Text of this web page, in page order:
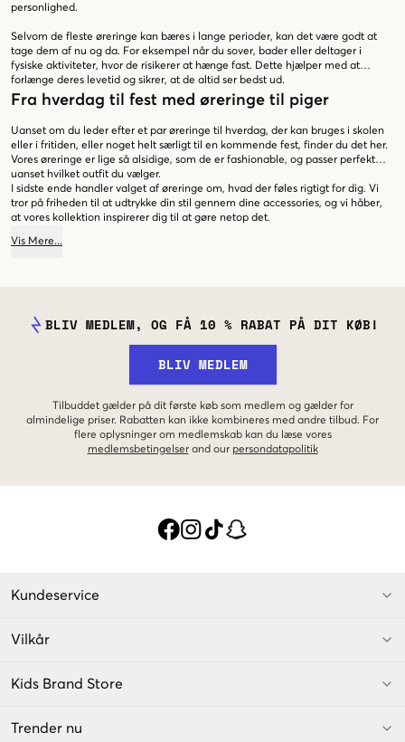
personlighed.
Selvom de fleste øreringe kan bæres i lange perioder, kan det være godt at
tage dem af nu og da. For eksempel når du sover, bader eller deltager i
fysiske aktiviteter, hvor de risikerer at hænge fast. Dette hjælper med at
forlænge deres levetid og sikrer, at de altid ser bedst ud.
Fra hverdag til fest med øreringe til piger
Uanset om du leder efter et par øreringe til hverdag, der kan bruges i skolen
eller i fritiden, eller noget helt særligt til en kommende fest, finder du det her.
Vores øreringe er lige så alsidige, som de er fashionable, og passer perfekt
uanset hvilket outfit du vælger.
I sidste ende handler valget af øreringe om, hvad der føles rigtigt for dig. Vi
tror på friheden til at udtrykke din stil gennem dine accessories, og vi håber,
at vores kollektion inspirerer dig til at gøre netop det.
Vis Mere...
BLIV MEDLEM, OG FÅ 10 % RABAT PÅ DIT KØB!
BLIV MEDLEM
Tilbuddet gælder på dit første køb som medlem og gælder for
almindelige priser. Rabatten kan ikke kombineres med andre tilbud. For
flere oplysninger om medlemskab kan du læse vores
medlemsbetingelser and our persondatapolitik
Kundeservice
Vilkår
Kids Brand Store
Trender nu